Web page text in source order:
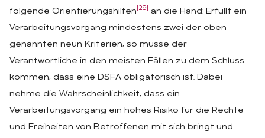
folgende Orientierungshilfen [29]
an die Hand: Erfüllt ein
Verarbeitungsvorgang mindestens zwei der oben
genannten neun Kriterien, so müsse der
Verantwortliche in den meisten Fällen zu dem Schluss
kommen, dass eine DSFA obligatorisch ist. Dabei
nehme die Wahrscheinlichkeit, dass ein
Verarbeitungsvorgang ein hohes Risiko für die Rechte
und Freiheiten von Betroffenen mit sich bringt und